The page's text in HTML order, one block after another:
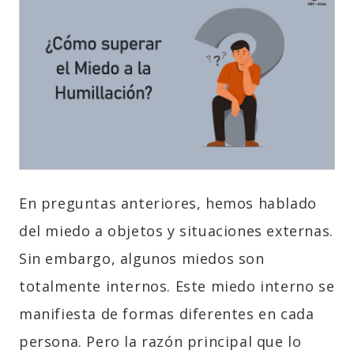
En preguntas anteriores, hemos hablado
del miedo a objetos y situaciones externas.
Sin embargo, algunos miedos son
totalmente internos. Este miedo interno se
manifiesta de formas diferentes en cada
persona. Pero la razón principal que lo